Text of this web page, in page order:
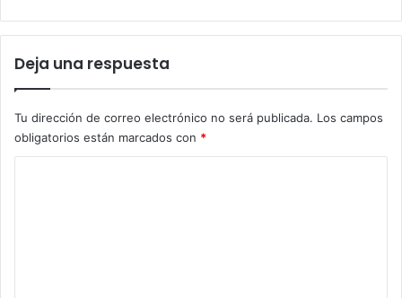
z
a
r
a
c
o
n
r
Deja una respuesta
Tu dirección de correo electrónico no será publicada. Los campos
obligatorios están marcados con *